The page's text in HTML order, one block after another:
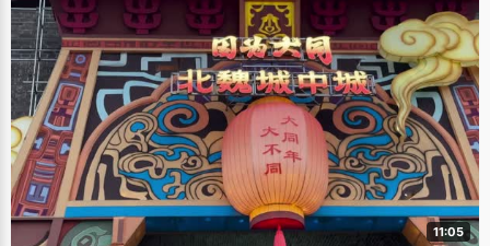
11:05